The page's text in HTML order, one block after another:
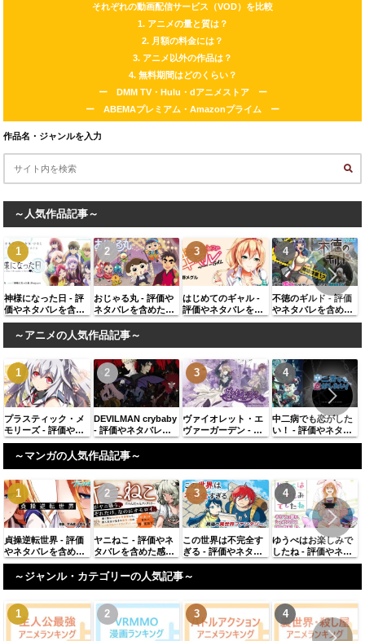
それぞれの動画配信サービス（VOD）を比較
1. アニメの量と質は？
2. 月額の料金には？
3. アニメ以外の作品は？
4. 無料期間はどのくらい？
ー DMM TV・Hulu・dアニメストア ー
ー ABEMAプレミアム・Amazonプライム ー
作品名・ジャンルを入力
～人気作品記事～
神様になった日 - 評
価やネタバレを含め
た感想、似ている作
品に同じ著者の作品
おじゃる丸 - 評価や
ネタバレを含めた感
想、似ている作品に
同じ著者の作品を紹
介
はじめてのギャル -
評価やネタバレを含
めた感想、似ている
不徳のギルド - 評価
やネタバレを含めた
感想、似ている作品
～アニメの人気作品記事～
プラスティック・メ
モリーズ - 評価やネ
タバレを含めた感
想、似ている作品に
同じ著者の作品を紹
DEVILMAN crybaby
- 評価やネタバレを
含めた感想、似てい
る作品に同じ著者の
作品を紹介
ヴァイオレット・エ
ヴァーガーデン - 評
価やネタバレを含め
中二病でも恋がした
い！ - 評価やネタバ
レを含めた感想、似
～マンガの人気作品記事～
貞操逆転世界 - 評価
やネタバレを含めた
感想、似ている作品
に同じ著者の作品を
ヤニねこ - 評価やネ
タバレを含めた感
想、似ている作品に
同じ著者の作品を紹
この世界は不完全す
ぎる - 評価やネタバ
レを含めた感想、似
ている作品に同じ著
ゆうべはお楽しみで
したね - 評価やネタ
バレを含めた感想、
～ジャンル・カテゴリーの人気記事～